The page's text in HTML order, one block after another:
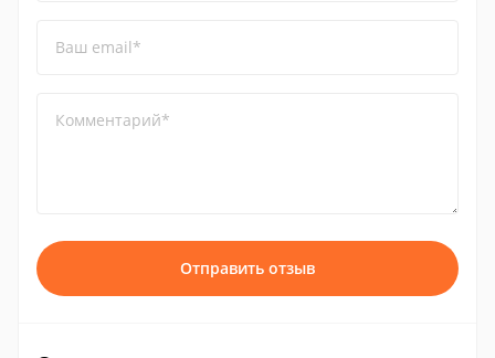
Ваш email*
Комментарий*
Отправить отзыв